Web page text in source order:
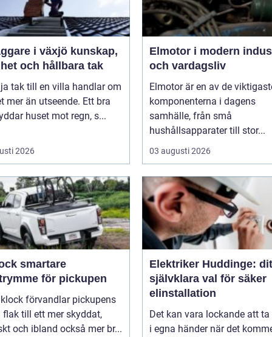
i växjö kunskap,
och hållbara tak
tak till en villa handlar om
mer än utseende. Ett bra
huset mot regn, s...
2026
Elmotor i modern
och vardagsliv
Elmotor är en av de
komponenterna i dagens
samhälle, från små
hushållsapparater till stor...
03 augusti 2026
för pickupen
förvandlar pickupens
flak till ett mer skyddat,
och ibland också mer br...
Elektriker Huddinge:
självklara val för säker
elinstallation
Det kan vara lockande att ta
i egna händer när det